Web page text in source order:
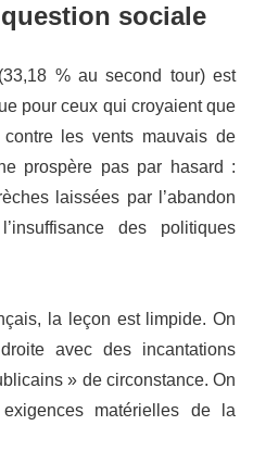
sociale
% au second tour) est
pour ceux qui croyaient que
les vents mauvais de
prospère pas par hasard :
laissées par l’abandon
des politiques
la leçon est limpide. On
avec des incantations
» de circonstance. On
matérielles de la